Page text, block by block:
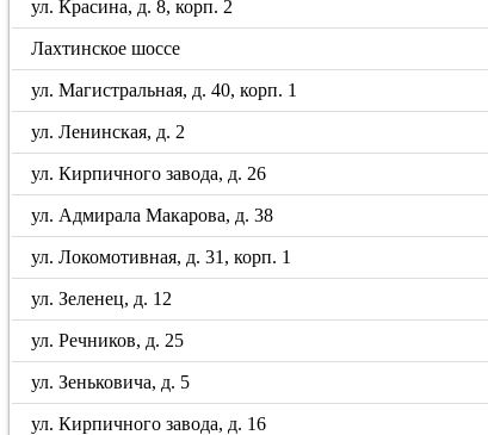
ул. Красина, д. 8, корп. 2
Лахтинское шоссе
ул. Магистральная, д. 40, корп. 1
ул. Ленинская, д. 2
ул. Кирпичного завода, д. 26
ул. Адмирала Макарова, д. 38
ул. Локомотивная, д. 31, корп. 1
ул. Зеленец, д. 12
ул. Речников, д. 25
ул. Зеньковича, д. 5
ул. Кирпичного завода, д. 16